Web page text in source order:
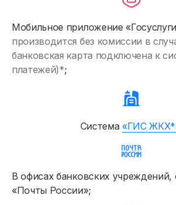
Мобильное приложение
производится без комиссии в
банковская карта подключена к
платежей)*;
Система «ГИС
В офисах банковских учреждений,
«Почты России»;
Меры социальной поддержки по
Потребителям, использующим
Последствия нарушения
Порядок ввода ограничения
Полезное